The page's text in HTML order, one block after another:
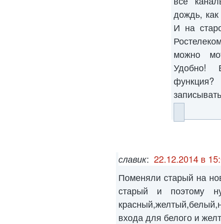
дождь,
И на
можно
Удобно!
славик: 22.12.2014 в
Поменяли старый на
старый и поэтому
входа для белого и